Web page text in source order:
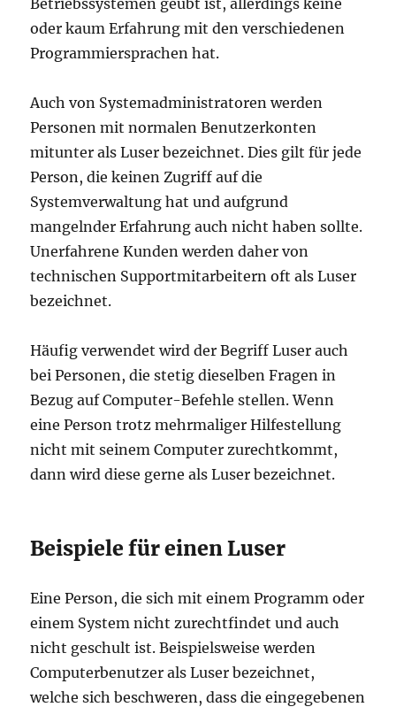
Betriebssystemen geübt ist, allerdings keine
oder kaum Erfahrung mit den verschiedenen
Programmiersprachen hat.
Auch von Systemadministratoren werden
Personen mit normalen Benutzerkonten
mitunter als Luser bezeichnet. Dies gilt für jede
Person, die keinen Zugriff auf die
Systemverwaltung hat und aufgrund
mangelnder Erfahrung auch nicht haben sollte.
Unerfahrene Kunden werden daher von
technischen Supportmitarbeitern oft als Luser
bezeichnet.
Häufig verwendet wird der Begriff Luser auch
bei Personen, die stetig dieselben Fragen in
Bezug auf Computer-Befehle stellen. Wenn
eine Person trotz mehrmaliger Hilfestellung
nicht mit seinem Computer zurechtkommt,
dann wird diese gerne als Luser bezeichnet.
Beispiele für einen Luser
Eine Person, die sich mit einem Programm oder
einem System nicht zurechtfindet und auch
nicht geschult ist. Beispielsweise werden
Computerbenutzer als Luser bezeichnet,
welche sich beschweren, dass die eingegebenen